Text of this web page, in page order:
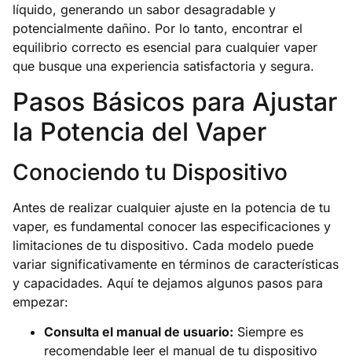
líquido, generando un sabor desagradable y
potencialmente dañino. Por lo tanto, encontrar el
equilibrio correcto es esencial para cualquier vaper
que busque una experiencia satisfactoria y segura.
Pasos Básicos para Ajustar
la Potencia del Vaper
Conociendo tu Dispositivo
Antes de realizar cualquier ajuste en la potencia de tu
vaper, es fundamental conocer las especificaciones y
limitaciones de tu dispositivo. Cada modelo puede
variar significativamente en términos de características
y capacidades. Aquí te dejamos algunos pasos para
empezar:
Consulta el manual de usuario: Siempre es
recomendable leer el manual de tu dispositivo